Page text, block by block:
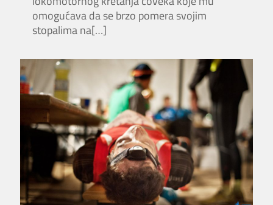
omogućava da se brzo pomera svojim
stopalima na[…]